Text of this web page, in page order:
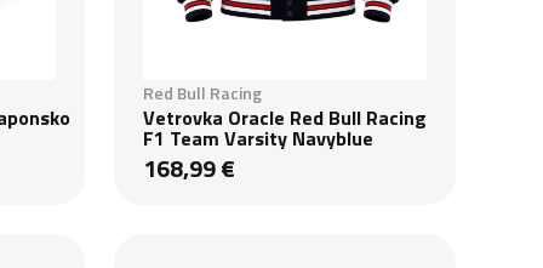
Red Bull Racing
Vetrovka Oracle Red Bull Racing
F1 Team Varsity Navyblue
168,99 €